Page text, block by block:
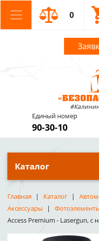
0
Единый номер
90-30-10
Каталог
Главная Каталог
Аксессуары
Access Premium - Lasergun, с